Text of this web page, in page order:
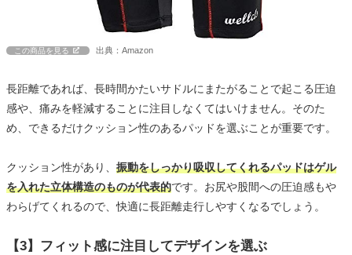
この商品を見る 出典：Amazon
長距離であれば、長時間かたいサドルにまたがることで起こる圧迫
感や、痛みを軽減することに注目しなくてはいけません。そのた
め、できるだけクッション性のあるパッドを選ぶことが重要です。
クッション性があり、 振動をしっかり吸収してくれるパッドはゲル
を入れた立体構造のものが代表的です。お尻や股間への圧迫感もや
わらげてくれるので、快適に長距離走行しやすくなるでしょう。
【3】フィット感に注目してデザインを選ぶ